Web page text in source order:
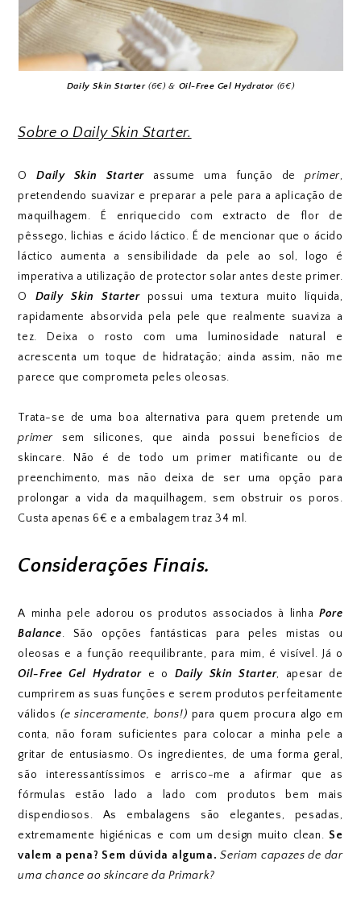
Daily Skin Starter(6€) & Oil-Free Gel Hydrator (6€)
Sobre o Daily Skin Starter.
ODaily Skin Starterassume uma função deprimer,
pretendendo suavizar e preparar a pele para a aplicação de
maquilhagem. É enriquecido com extracto de flor de
pêssego, lichias e ácido láctico. É de mencionar que o ácido
láctico aumenta a sensibilidade da pele ao sol, logo é
imperativa a utilização de protector solar antes deste primer.
O Daily Skin Starterpossui uma textura muito líquida,
rapidamente absorvida pela pele que realmente suaviza a
tez. Deixa o rosto com uma luminosidade natural e
acrescenta um toque de hidratação; ainda assim, não me
parece que comprometa peles oleosas.
Trata-se de uma boa alternativa para quem pretende um
primer sem silicones, que ainda possui benefícios de
skincare. Não é de todo um primer matificante ou de
preenchimento, mas não deixa de ser uma opção para
prolongar a vida da maquilhagem, sem obstruir os poros.
Custa apenas 6€ e a embalagem traz 34 ml.
Considerações Finais.
A minha pele adorou os produtos associados à linhaPore
Balance. São opções fantásticas para peles mistas ou
oleosas e a função reequilibrante, para mim, é visível. Já o
Oil-Free Gel Hydratore o Daily Skin Starter, apesar de
cumprirem as suas funções e serem produtos perfeitamente
válidos (e sinceramente, bons!) para quem procura algo em
conta, não foram suficientes para colocar a minha pele a
gritar de entusiasmo. Os ingredientes, de uma forma geral,
são interessantíssimos e arrisco-me a afirmar que as
fórmulas estão lado a lado com produtos bem mais
dispendiosos. As embalagens são elegantes, pesadas,
extremamente higiénicas e com um design muito clean. Se
valem a pena? Sem dúvida alguma. Seriam capazes de dar
uma chance ao skincare da Primark?